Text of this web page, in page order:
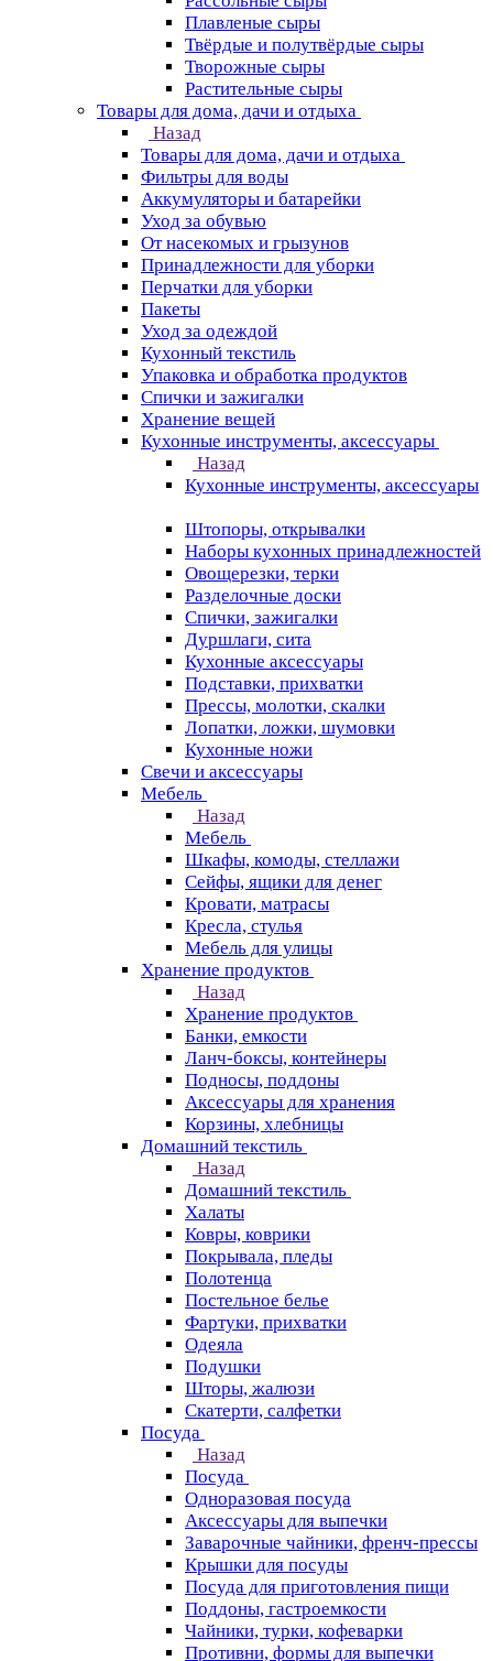
Плавленые сыры
Твёрдые и полутвёрдые сыры
Творожные сыры
Растительные сыры
Товары для дома, дачи и отдыха
Назад
Товары для дома, дачи и отдыха
Фильтры для воды
Аккумуляторы и батарейки
Уход за обувью
От насекомых и грызунов
Принадлежности для уборки
Перчатки для уборки
Пакеты
Уход за одеждой
Кухонный текстиль
Упаковка и обработка продуктов
Спички и зажигалки
Хранение вещей
Кухонные инструменты, аксессуары
Назад
Кухонные инструменты, аксессуары
Штопоры, открывалки
Наборы кухонных принадлежностей
Овощерезки, терки
Разделочные доски
Спички, зажигалки
Дуршлаги, сита
Кухонные аксессуары
Подставки, прихватки
Прессы, молотки, скалки
Лопатки, ложки, шумовки
Кухонные ножи
Свечи и аксессуары
Мебель
Назад
Мебель
Шкафы, комоды, стеллажи
Сейфы, ящики для денег
Кровати, матрасы
Кресла, стулья
Мебель для улицы
Хранение продуктов
Назад
Хранение продуктов
Банки, емкости
Ланч-боксы, контейнеры
Подносы, поддоны
Аксессуары для хранения
Корзины, хлебницы
Домашний текстиль
Назад
Домашний текстиль
Халаты
Ковры, коврики
Покрывала, пледы
Полотенца
Постельное белье
Фартуки, прихватки
Одеяла
Подушки
Шторы, жалюзи
Скатерти, салфетки
Посуда
Назад
Посуда
Одноразовая посуда
Аксессуары для выпечки
Заварочные чайники, френч-прессы
Крышки для посуды
Посуда для приготовления пищи
Поддоны, гастроемкости
Чайники, турки, кофеварки
Противни, формы для выпечки